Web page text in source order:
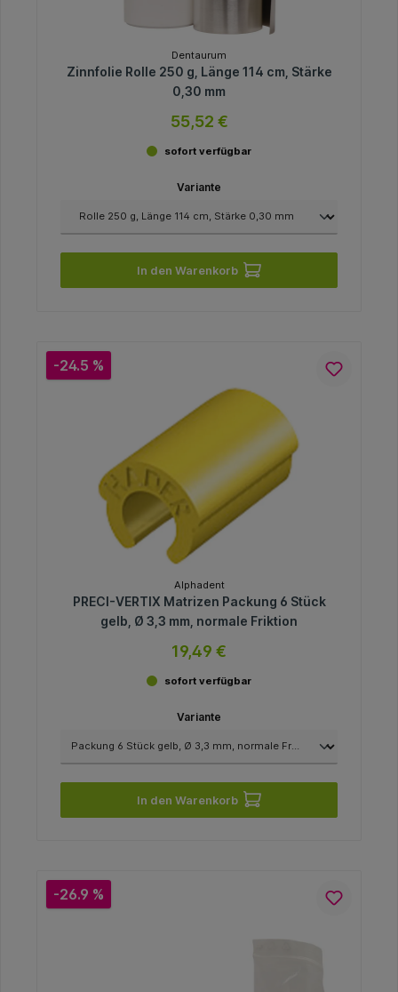
Dentaurum
Zinnfolie Rolle 250 g, Länge 114 cm, Stärke
0,30 mm
55,52 €
sofort verfügbar
Variante
In den Warenkorb
-24.5 %
Alphadent
PRECI-VERTIX Matrizen Packung 6 Stück
gelb, Ø 3,3 mm, normale Friktion
19,49 €
sofort verfügbar
Variante
In den Warenkorb
-26.9 %